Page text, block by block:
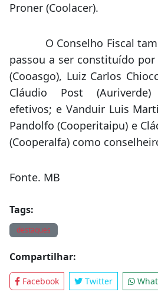
Proner (Coolacer).
O Conselho Fiscal
passou a ser constituído por
(Cooasgo), Luiz Carlos
Cláudio Post
efetivos; e Vanduir Luis
Pandolfo (Cooperitaipu) e
(Cooperalfa) como
Fonte. MB
Tags:
destaques
Compartilhar:
Facebook Twitter